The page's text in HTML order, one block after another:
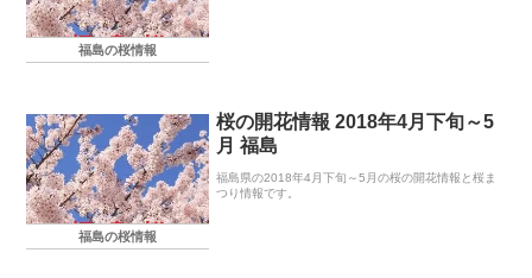
福島の桜情報
福島の桜情報
桜の開花情報 2018年4月下旬～5
月 福島
福島県の2018年4月下旬～5月の桜の開花情報と桜ま
つり情報です。